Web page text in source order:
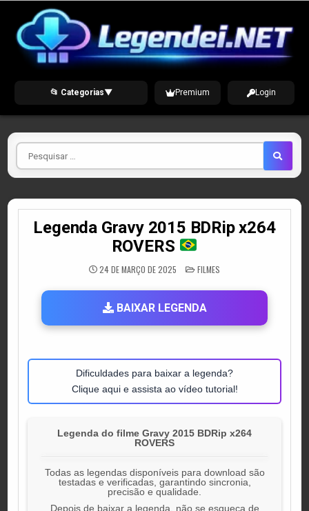
content
📂 Categorias▼ Premium Login
Pesquisar
por
Legenda Gravy 2015 BDRip x264
ROVERS
24 DE MARÇO DE 2025 POSTED
IN
FILMES
BAIXAR LEGENDA
Dificuldades para baixar a legenda?
Clique aqui e assista ao vídeo tutorial!
Legenda do filme Gravy 2015 BDRip x264
ROVERS
Todas as legendas disponíveis para download são
testadas e verificadas, garantindo sincronia,
precisão e qualidade.
Depois de baixar a legenda, não se esqueça de